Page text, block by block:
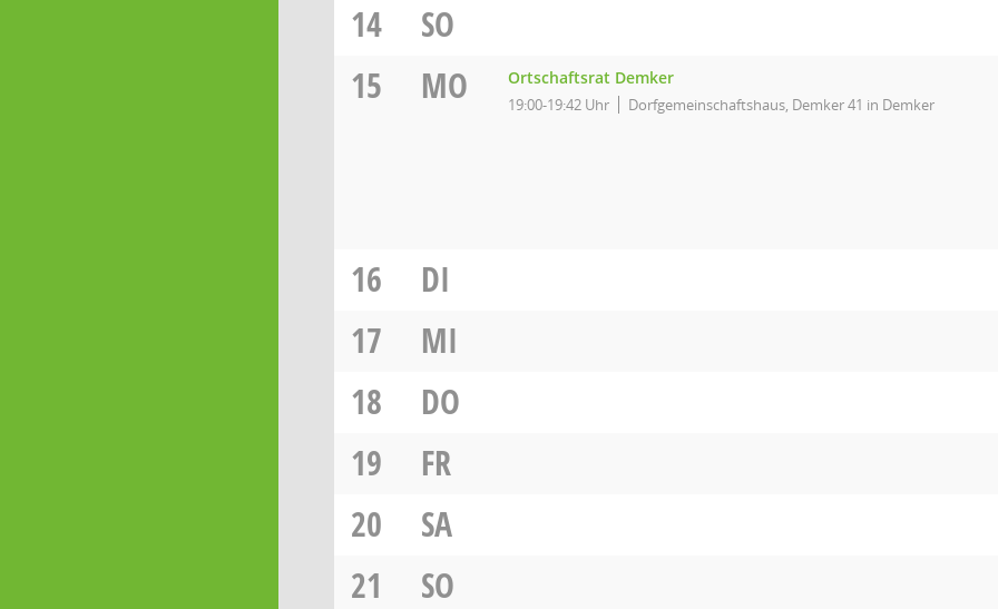
14
SO
15
MO Ortschaftsrat Demker
19:00-19:42 Uhr Dorfgemeinschaftshaus, Demker 41 in Demker
16
DI
17
MI
18
DO
19
FR
20
SA
21
SO